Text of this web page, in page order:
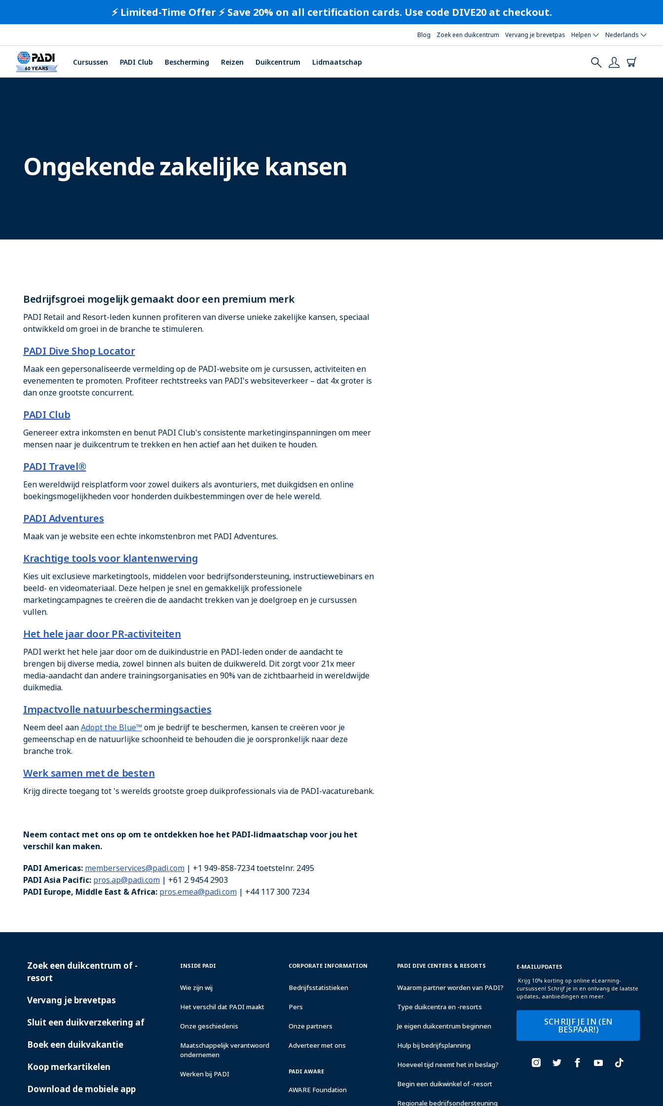
⚡️ Limited-Time Offer ⚡️ Save 20% on all certification cards. Use code DIVE20 at checkout.
Blog Zoek een duikcentrum Vervang je brevetpas Helpen Nederlands
Cursussen PADI Club Bescherming Reizen Duikcentrum Lidmaatschap
Ongekende zakelijke kansen
Bedrijfsgroei mogelijk gemaakt door een premium merk
PADI Retail and Resort-leden kunnen profiteren van diverse unieke zakelijke kansen, speciaal
ontwikkeld om groei in de branche te stimuleren.
PADI Dive Shop Locator
Maak een gepersonaliseerde vermelding op de PADI-website om je cursussen, activiteiten en
evenementen te promoten. Profiteer rechtstreeks van PADI's websiteverkeer – dat 4x groter is
dan onze grootste concurrent.
PADI Club
Genereer extra inkomsten en benut PADI Club's consistente marketinginspanningen om meer
mensen naar je duikcentrum te trekken en hen actief aan het duiken te houden.
PADI Travel®
Een wereldwijd reisplatform voor zowel duikers als avonturiers, met duikgidsen en online
boekingsmogelijkheden voor honderden duikbestemmingen over de hele wereld.
PADI Adventures
Maak van je website een echte inkomstenbron met PADI Adventures.
Krachtige tools voor klantenwerving
Kies uit exclusieve marketingtools, middelen voor bedrijfsondersteuning, instructiewebinars en
beeld- en videomateriaal. Deze helpen je snel en gemakkelijk professionele
marketingcampagnes te creëren die de aandacht trekken van je doelgroep en je cursussen
vullen.
Het hele jaar door PR-activiteiten
PADI werkt het hele jaar door om de duikindustrie en PADI-leden onder de aandacht te
brengen bij diverse media, zowel binnen als buiten de duikwereld. Dit zorgt voor 21x meer
media-aandacht dan andere trainingsorganisaties en 90% van de zichtbaarheid in wereldwijde
duikmedia.
Impactvolle natuurbeschermingsacties
Neem deel aanAdopt the Blue™ om je bedrijf te beschermen, kansen te creëren voor je
gemeenschap en de natuurlijke schoonheid te behouden die je oorspronkelijk naar deze
branche trok.
Werk samen met de besten
Krijg directe toegang tot 's werelds grootste groep duikprofessionals via de PADI-vacaturebank.
Neem contact met ons op om te ontdekken hoe het PADI-lidmaatschap voor jou het
verschil kan maken.
PADI Americas: memberservices@padi.com | +1 949-858-7234 toetstelnr. 2495
PADI Asia Pacific: pros.ap@padi.com | +61 2 9454 2903
PADI Europe, Middle East & Africa: pros.emea@padi.com | +44 117 300 7234
E-MAILUPDATES
Krijg 10% korting op online eLearning-
cursussen! Schrijf je in en ontvang de laatste
updates, aanbiedingen en meer.
SCHRIJF JE IN (EN
BESPAAR!)
PADI
Zoek een duikcentrum of -
resort
Vervang je brevetpas
Sluit een duikverzekering af
Boek een duikvakantie
Koop merkartikelen
Download de mobiele app
INSIDE
INSIDE PADI
Wie zijn wij
Het verschil dat PADI maakt
Onze geschiedenis
Maatschappelijk verantwoord
ondernemen
Werken bij PADI
CORPORATE
CORPORATE INFORMATION
Bedrijfsstatistieken
Pers
Onze partners
Adverteer met ons
PADI AWARE
AWARE Foundation
PADI
&
PADI DIVE CENTERS & RESORTS
Waarom partner worden van PADI?
Type duikcentra en -resorts
Je eigen duikcentrum beginnen
Hulp bij bedrijfsplanning
Hoeveel tijd neemt het in beslag?
Begin een duikwinkel of -resort
Regionale bedrijfsondersteuning